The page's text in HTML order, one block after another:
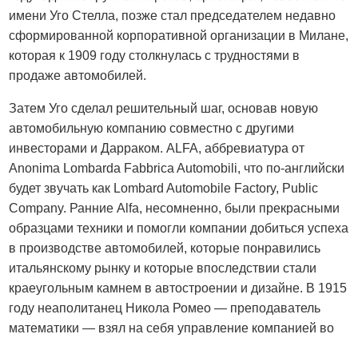
имени Уго Стелла, позже стал председателем недавно
сформированной корпоративной организации в Милане,
которая к 1909 году столкнулась с трудностями в
продаже автомобилей.
Затем Уго сделал решительный шаг, основав новую
автомобильную компанию совместно с другими
инвесторами и Дарраком. ALFA, аббревиатура от
Anonima Lombarda Fabbrica Automobili, что по-английски
будет звучать как Lombard Automobile Factory, Public
Company. Ранние Alfa, несомненно, были прекрасными
образцами техники и помогли компании добиться успеха
в производстве автомобилей, которые понравились
итальянскому рынку и которые впоследствии стали
краеугольным камнем в автостроении и дизайне. В 1915
году неаполитанец Никола Ромео — преподаватель
математики — взял на себя управление компанией во